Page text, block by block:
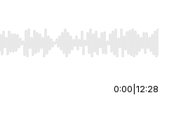
to seek, Home/End to jump to
0:00 12:28